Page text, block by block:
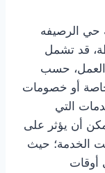
حي الرصيفه
قد تشمل
العمل، حسب
أو خصومات
التي
أن يؤثر على
الخدمة؛ حيث
أوقات